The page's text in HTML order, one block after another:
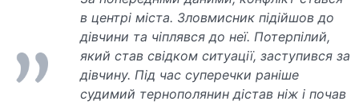
в центрі міста. Зловмисник підійшов до
дівчини та чіплявся до неї. Потерпілий,
який став свідком ситуації, заступився за
дівчину. Під час суперечки раніше
судимий тернополянин дістав ніж і почав